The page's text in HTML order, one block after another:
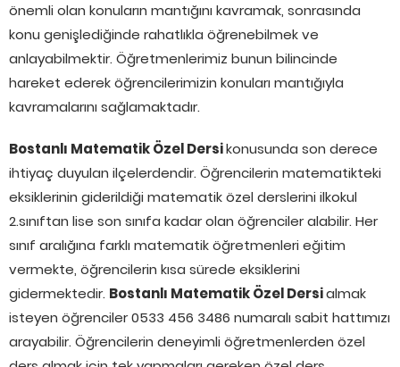
önemli olan konuların mantığını kavramak, sonrasında
konu genişlediğinde rahatlıkla öğrenebilmek ve
anlayabilmektir. Öğretmenlerimiz bunun bilincinde
hareket ederek öğrencilerimizin konuları mantığıyla
kavramalarını sağlamaktadır.
Bostanlı Matematik Özel Dersikonusunda son derece
ihtiyaç duyulan ilçelerdendir. Öğrencilerin matematikteki
eksiklerinin giderildiği matematik özel derslerini ilkokul
2.sınıftan lise son sınıfa kadar olan öğrenciler alabilir. Her
sınıf aralığına farklı matematik öğretmenleri eğitim
vermekte, öğrencilerin kısa sürede eksiklerini
gidermektedir. Bostanlı Matematik Özel Dersialmak
isteyen öğrenciler 0533 456 3486 numaralı sabit hattımızı
arayabilir. Öğrencilerin deneyimli öğretmenlerden özel